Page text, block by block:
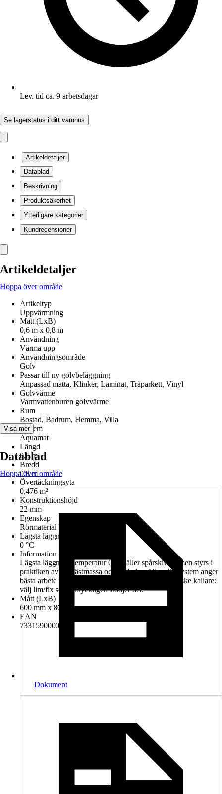
Lev. tid ca. 9 arbetsdagar
Se lagerstatus i ditt varuhus
Artikeldetaljer
Datablad
Beskrivning
Produktsäkerhet
Ytterligare kategorier
Kundrecensioner
Artikeldetaljer
Hoppa över område
Artikeltyp
Uppvärmning
Mått (LxB)
0,6 m x 0,8 m
Användning
Värma upp
Användningsområde
Golv
Passar till ny golvbeläggning
Anpassad matta, Klinker, Laminat, Träparkett, Vinyl
Golvvärme
Varmvattenburen golvvärme
Rum
Bostad, Badrum, Hemma, Villa
System
Aquamat
Längd
0,6 m
Bredd
0,8 m
Övertäckningsyta
0,476 m²
Konstruktionshöjd
22 mm
Egenskap
Rörmaterial PE-RT (5-skiktsrör)
Lägsta läggningstemperatur
0 °C
Information
Lägsta läggningstemperatur 0°C gäller spårskivan, men styrs i
praktiken av lim/fästmassa och underlag. Vissa limsystem anger
bästa arbete runt +18–25 °C. Om installation måste ske kallare:
välj lim/fix som uttryckligen stödjer det.
Mått (LxB)
600 mm x 800 mm
EAN
7331590000211
Visa mer
Datablad
Hoppa över område
Dokument